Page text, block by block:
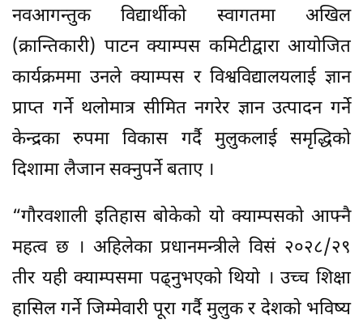
नवआगन्तुक विद्यार्थीको स्वागतमा अखिल
(क्रान्तिकारी) पाटन क्याम्पस कमिटीद्वारा आयोजित
कार्यक्रममा उनले क्याम्पस र विश्वविद्यालयलाई ज्ञान
प्राप्त गर्ने थलोमात्र सीमित नगरेर ज्ञान उत्पादन गर्ने
केन्द्रका रुपमा विकास गर्दै मुलुकलाई समृद्धिको
दिशामा लैजान सक्नुपर्ने बताए ।
“गौरवशाली इतिहास बोकेको यो क्याम्पसको आफ्नै
महत्व छ । अहिलेका प्रधानमन्त्रीले विसं २०२८/२९
तीर यही क्याम्पसमा पढ्नुभएको थियो । उच्च शिक्षा
हासिल गर्ने जिम्मेवारी पूरा गर्दै मुलुक र देशको भविष्य